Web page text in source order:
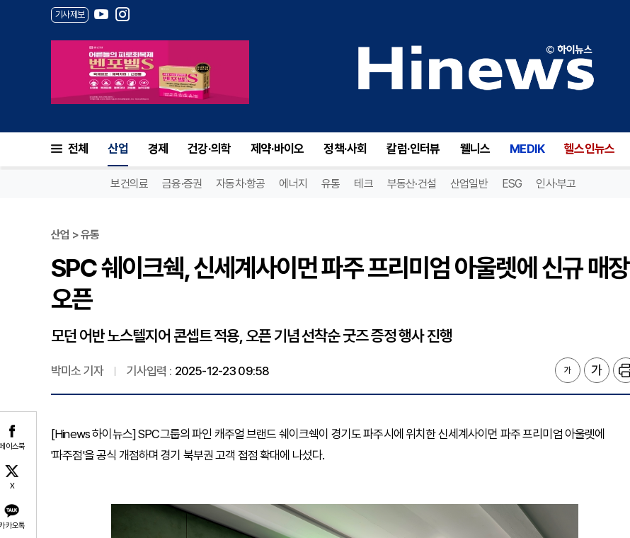
기사제보
전체 산업 경제 건강·의학 제약·바이오 정책·사회 칼럼·인터뷰 웰니스 MEDIK 헬스인뉴스
보건의료 금융·증권 자동차·항공 에너지 유통 테크 부동산·건설 산업일반 ESG 인사·부고
이스북
X
카오톡
산업 > 유통
SPC 쉐이크쉑, 신세계사이먼 파주 프리미엄 아울렛에 신규 매장
오픈
모던 어반 노스텔지어 콘셉트 적용, 오픈 기념 선착순 굿즈 증정 행사 진행
박미소 기자 기사입력 : 2025-12-23 09:58
[Hinews 하이뉴스] SPC그룹의 파인 캐주얼 브랜드 쉐이크쉑이 경기도 파주시에 위치한 신세계사이먼 파주 프리미엄 아울렛에
'파주점'을 공식 개점하며 경기 북부권 고객 접점 확대에 나섰다.